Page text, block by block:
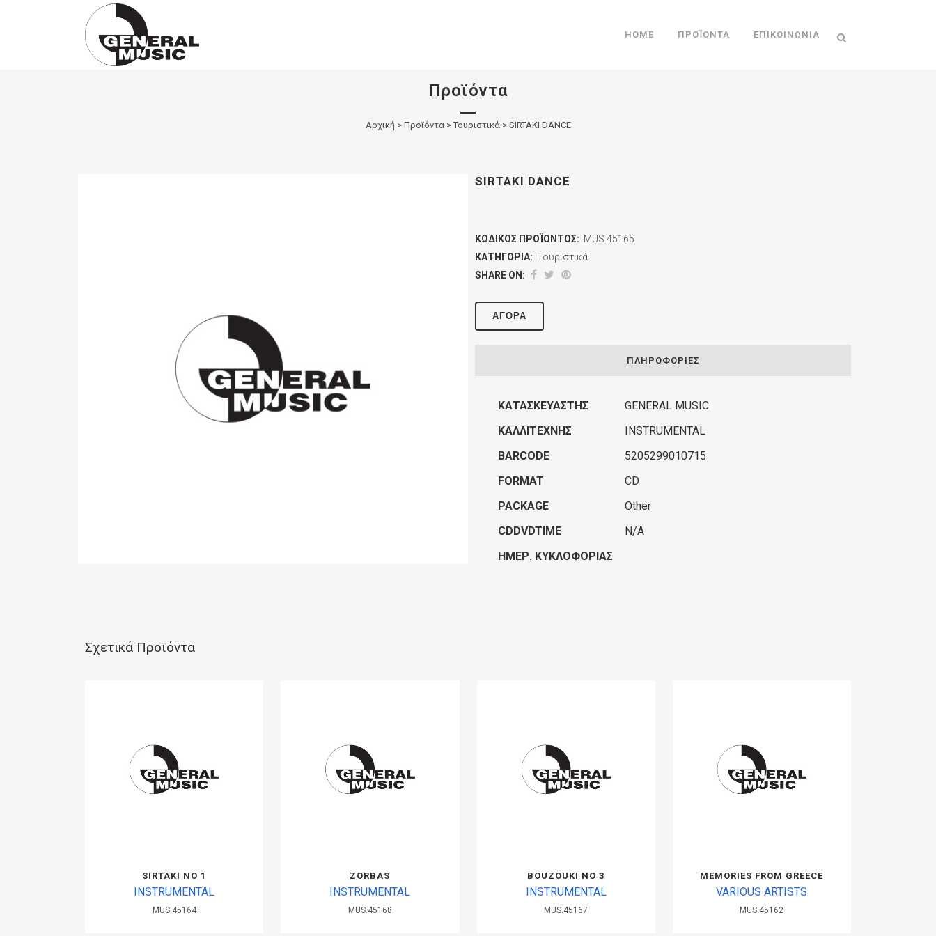
Products
HOME ΠΡΟΪΌΝΤΑ ΕΠΙΚΟΙΝΩΝΊΑ
Προϊόντα
Αρχική > Προϊόντα> Τουριστικά> SIRTAKI DANCE
SIRTAKI DANCE
ΚΩΔΙΚΌΣ ΠΡΟΪΌΝΤΟΣ: MUS.45165
ΚΑΤΗΓΟΡΊΑ: Τουριστικά
SHARE ON:
ΑΓΟΡΆ
ΠΛΗΡΟΦΟΡΊΕΣ
ΚΑΤΑΣΚΕΥΑΣΤΉΣ
GENERAL MUSIC
ΚΑΛΛΙΤΈΧΝΗΣ
INSTRUMENTAL
BARCODE
5205299010715
FORMAT
CD
PACKAGE
Other
CDDVDTIME
N/A
ΗΜΕΡ. ΚΥΚΛΟΦΟΡΊΑΣ
Σχετικά Προϊόντα
SIRTAKI ΝΟ 1
INSTRUMENTAL
MUS.45164
ZORBAS
INSTRUMENTAL
MUS.45168
BOUZOUKI ΝΟ 3
INSTRUMENTAL
MUS.45167
MEMORIES FROM GREECE
VARIOUS ARTISTS
MUS.45162